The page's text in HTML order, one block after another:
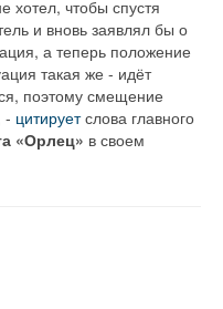
хотел, чтобы спустя
и вновь заявлял бы о
а теперь положение
такая же - идёт
поэтому смещение
- цитируетслова главного
«Орлец» в своем